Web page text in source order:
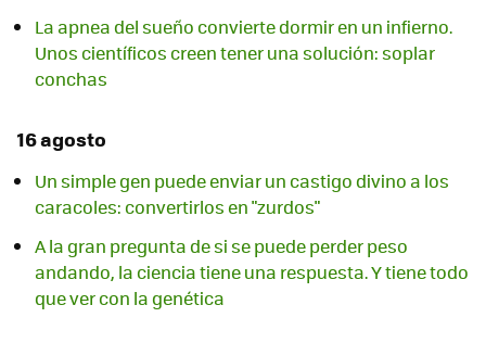
La apnea del sueño convierte dormir en un infierno.
Unos científicos creen tener una solución: soplar
conchas
16 agosto
Un simple gen puede enviar un castigo divino a los
caracoles: convertirlos en "zurdos"
A la gran pregunta de si se puede perder peso
andando, la ciencia tiene una respuesta. Y tiene todo
que ver con la genética